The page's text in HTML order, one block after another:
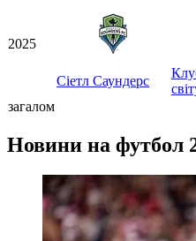
2025
Сіетл Саундерс
загалом
Новини на футбол